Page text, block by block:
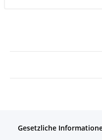
Gesetzliche